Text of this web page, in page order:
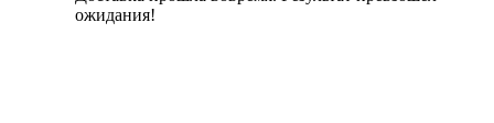
ожидания!